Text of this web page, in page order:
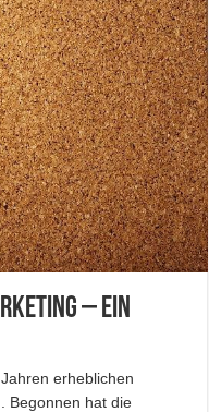
– ein
erheblichen
Begonnen hat die